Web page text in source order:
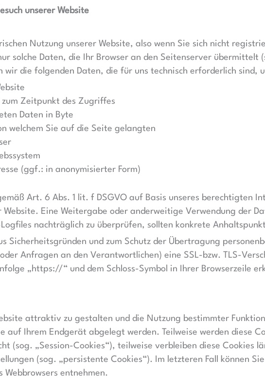
unserer Website
Nutzung unserer Website, also wenn Sie sich nicht
solche Daten, die Ihr Browser an den Seitenserver übermittelt
wir die folgenden Daten, die für uns technisch erforderlich sind,
zum Zeitpunkt des Zugriffes
Daten in Byte
welchem Sie auf die Seite gelangten
(ggf.: in anonymisierter Form)
Art. 6 Abs. 1 lit. f DSGVO auf Basis unseres berechtigten
Website. Eine Weitergabe oder anderweitige Verwendung der
nachträglich zu überprüfen, sollten konkrete
Sicherheitsgründen und zum Schutz der Übertragung
Anfragen an den Verantwortlichen) eine SSL-bzw. TLS-
„https://“ und dem Schloss-Symbol in Ihrer Browserzeile
attraktiv zu gestalten und die Nutzung bestimmter
auf Ihrem Endgerät abgelegt werden. Teilweise werden diese
(sog. „Session-Cookies“), teilweise verbleiben diese Cookies
(sog. „persistente Cookies“). Im letzteren Fall können
Webbrowsers entnehmen.